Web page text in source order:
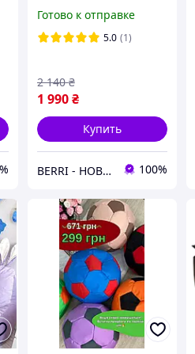
мешок в детскую
комнату, Бескаркасная
Готово к отправке
5.0 (1)
1 990 ₴
2 140 ₴
Купить
BERRI - НОВОГОДНИЙ ДЕКОР И ТОВАРЫ ДЛЯ ДОМА 100%